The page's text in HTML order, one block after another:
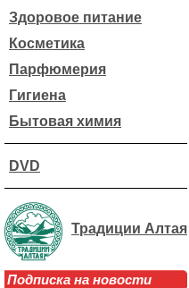
Здоровое питание
Косметика
Парфюмерия
Гигиена
Бытовая химия
DVD
Традиции Алтая
Подписка на новости